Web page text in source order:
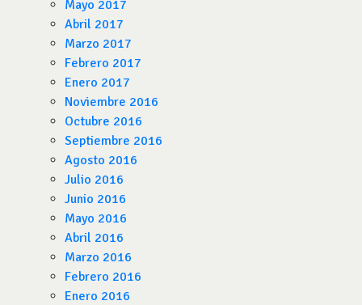
Mayo 2017
Abril 2017
Marzo 2017
Febrero 2017
Enero 2017
Noviembre 2016
Octubre 2016
Septiembre 2016
Agosto 2016
Julio 2016
Junio 2016
Mayo 2016
Abril 2016
Marzo 2016
Febrero 2016
Enero 2016